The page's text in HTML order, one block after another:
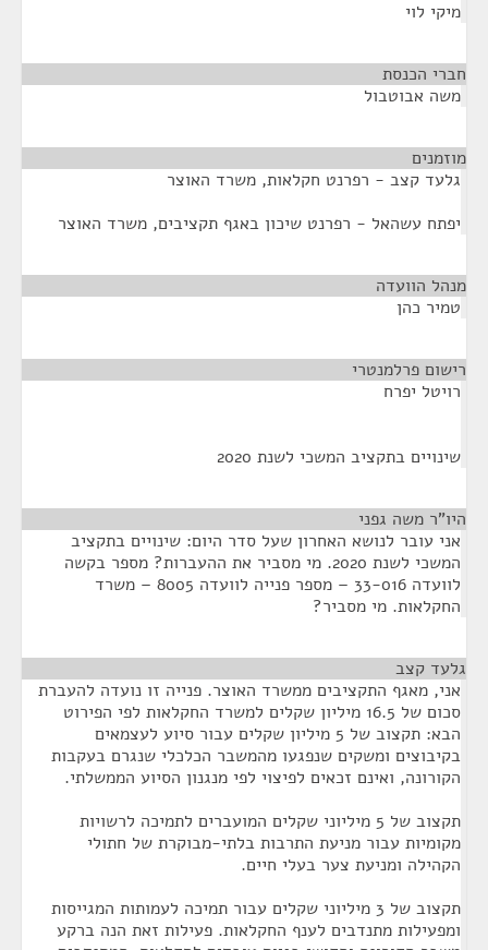
מיקי לוי
חברי הכנסת
משה אבוטבול
מוזמנים
גלעד קצב - רפרנט חקלאות, משרד האוצר
יפתח עשהאל - רפרנט שיכון באגף תקציבים, משרד האוצר
מנהל הוועדה
טמיר כהן
רישום פרלמנטרי
רויטל יפרח
שינויים בתקציב המשכי לשנת 2020
היו"ר משה גפני
אני עובר לנושא האחרון שעל סדר היום: שינויים בתקציב
המשכי לשנת 2020. מי מסביר את ההעברות? מספר בקשה
לוועדה 33-016 – מספר פנייה לוועדה 8005 – משרד
החקלאות. מי מסביר?
גלעד קצב
אני, מאגף התקציבים ממשרד האוצר. פנייה זו נועדה להעברת
סכום של 16.5 מיליון שקלים למשרד החקלאות לפי הפירוט
הבא: תקצוב של 5 מיליון שקלים עבור סיוע לעצמאים
בקיבוצים ומשקים שנפגעו מהמשבר הכלכלי שנגרם בעקבות
הקורונה, ואינם זכאים לפיצוי לפי מנגנון הסיוע הממשלתי.
תקצוב של 5 מיליוני שקלים המועברים לתמיכה לרשויות
מקומיות עבור מניעת התרבות בלתי-מבוקרת של חתולי
הקהילה ומניעת צער בעלי חיים.
תקצוב של 3 מיליוני שקלים עבור תמיכה לעמותות המגייסות
ומפעילות מתנדבים לענף החקלאות. פעילות זאת הנה ברקע